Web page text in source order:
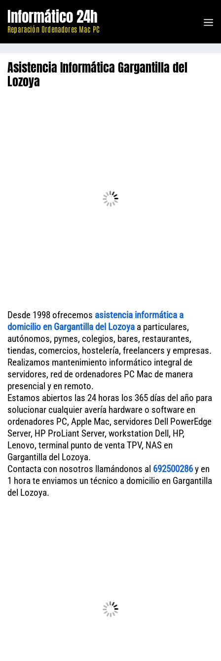
contenido
Informático 24h
Reparación Ordenadores Mac PC
Asistencia Informática Gargantilla del
Lozoya
Desde 1998 ofrecemos asistencia informática a
domicilio en Gargantilla del Lozoya a particulares,
autónomos, pymes, colegios, bares, restaurantes,
tiendas, comercios, hostelería, freelancers y empresas.
Realizamos mantenimiento informático integral de
servidores, red de ordenadores PC Mac de manera
presencial y en remoto.
Estamos abiertos las 24 horas los 365 días del año para
solucionar cualquier avería hardware o software en
ordenadores PC, Apple Mac, servidores Dell PowerEdge
Server, HP ProLiant Server, workstation Dell, HP,
Lenovo, terminal punto de venta TPV, NAS en
Gargantilla del Lozoya.
Contacta con nosotros llamándonos al 692500286y en
1 hora te enviamos un técnico a domicilio en Gargantilla
del Lozoya.